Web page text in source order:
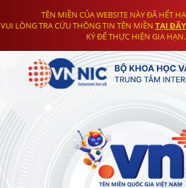
TÊN MIỀN CỦA WEBSITE NÀY ĐÃ HẾT
VUI LÒNG TRA CỨU THÔNG TIN TÊN MIỀN TẠI ĐÂY
KÝ ĐỂ THỰC HIỆN GIA HẠN.